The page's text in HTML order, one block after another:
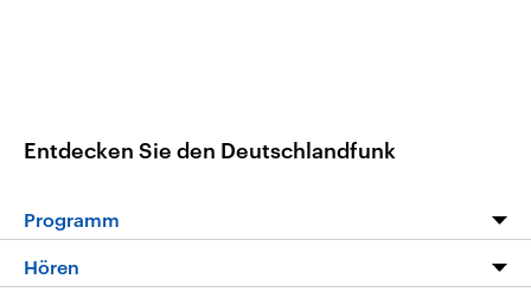
Entdecken Sie den Deutschlandfunk
Programm
Hören